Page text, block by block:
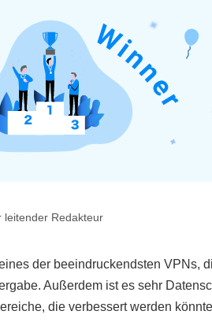
leitender Redakteur
der beeindruckendsten VPNs,
Außerdem ist es sehr
die verbessert werden